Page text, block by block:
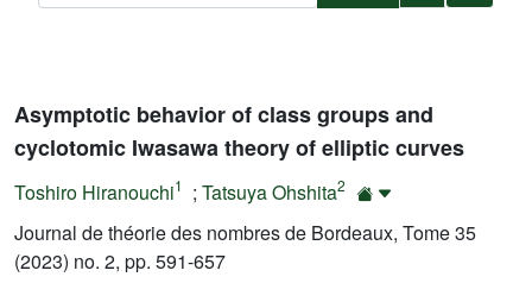
Asymptotic behavior of class groups and
cyclotomic Iwasawa theory of elliptic curves
Toshiro Hiranouchi1 ; Tatsuya Ohshita2
Journal de théorie des nombres de Bordeaux, Tome 35
(2023) no. 2, pp. 591-657